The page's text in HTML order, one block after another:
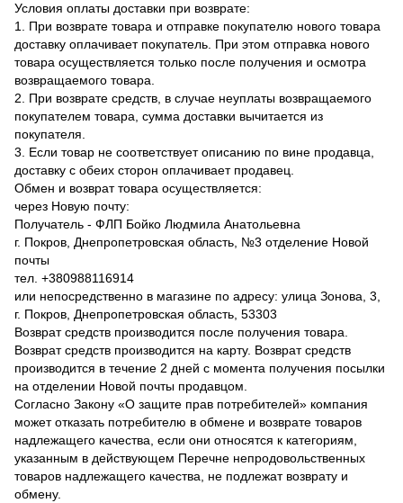
Условия оплаты доставки при возврате:
1. При возврате товара и отправке покупателю нового товара
доставку оплачивает покупатель. При этом отправка нового
товара осуществляется только после получения и осмотра
возвращаемого товара.
2. При возврате средств, в случае неуплаты возвращаемого
покупателем товара, сумма доставки вычитается из
покупателя.
3. Если товар не соответствует описанию по вине продавца,
доставку с обеих сторон оплачивает продавец.
Обмен и возврат товара осуществляется:
через Новую почту:
Получатель - ФЛП Бойко Людмила Анатольевна
г. Покров, Днепропетровская область, №3 отделение Новой
почты
тел. +380988116914
или непосредственно в магазине по адресу: улица Зонова, 3,
г. Покров, Днепропетровская область, 53303
Возврат средств производится после получения товара.
Возврат средств производится на карту. Возврат средств
производится в течение 2 дней с момента получения посылки
на отделении Новой почты продавцом.
Согласно Закону «О защите прав потребителей» компания
может отказать потребителю в обмене и возврате товаров
надлежащего качества, если они относятся к категориям,
указанным в действующем Перечне непродовольственных
товаров надлежащего качества, не подлежат возврату и
обмену.